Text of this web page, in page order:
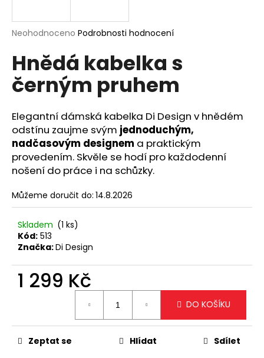
Průměrné
produktu
je
0,0
z
hvězdiček.
Neohodnoceno Podrobnosti hodnocení
Hnědá kabelka s
černým pruhem
Elegantní dámská kabelka Di Design v hnědém
odstínu zaujme svým jednoduchým,
nadčasovým designem a praktickým
provedením. Skvěle se hodí pro každodenní
nošení do práce i na schůzky.
Můžeme doručit do: 14.8.2026
Skladem (1 ks)
Kód: 513
Značka:Di Design
1 299 Kč
DO KOŠÍKU
Zeptat se Hlídat Sdílet
j
t
?
HLEDAT
D
o
o
u
č
u
e